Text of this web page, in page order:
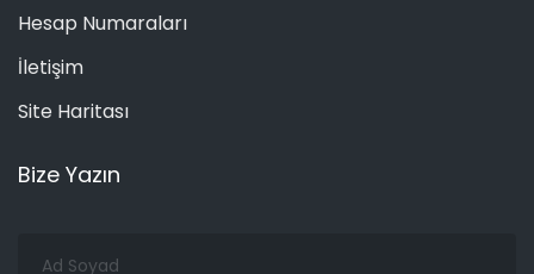
Hesap Numaraları
İletişim
Site Haritası
Bize Yazın